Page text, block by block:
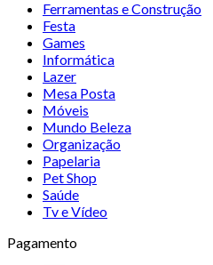
Ferramentas e Construção
Festa
Games
Informática
Lazer
Mesa Posta
Móveis
Mundo Beleza
Organização
Papelaria
Pet Shop
Saúde
Tv e Vídeo
Pagamento